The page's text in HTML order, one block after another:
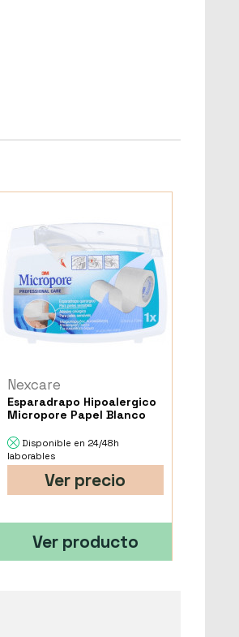
Nexcare
Esparadrapo Hipoalergico
Micropore Papel Blanco
Disponible en 24/48h
laborables
Ver precio
Ver producto